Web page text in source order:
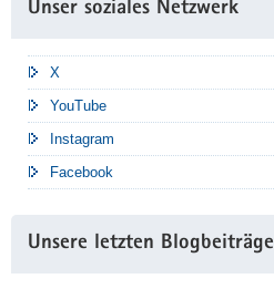
Unser soziales Netzwerk
X
YouTube
Instagram
Facebook
Unsere letzten Blogbeiträge